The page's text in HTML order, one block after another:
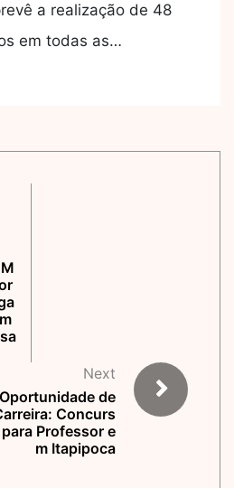
a realização de 48
em todas as…
Next
Oportunidade de
Concurs
Professor e
m Itapipoca